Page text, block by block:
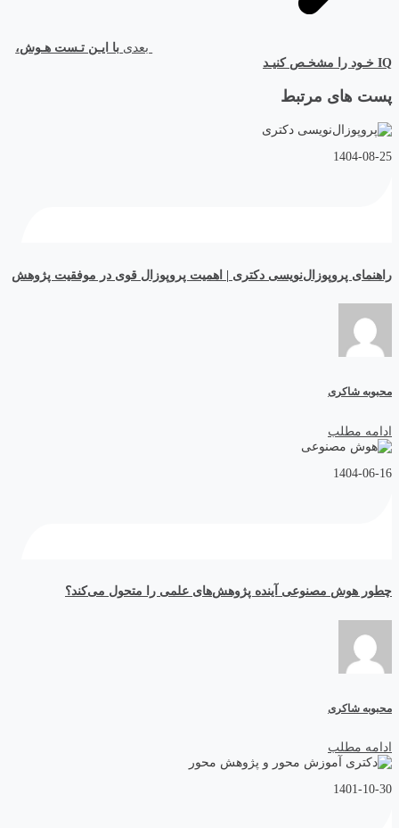
بعدی با ایـن تـست هـوش،
IQ خـود را مشخـص کنیـد
پست های مرتبط
1404-08-25
راهنمای پروپوزال‌نویسی دکتری | اهمیت پروپوزال قوی در موفقیت پژوهش
محبوبه شاکری
ادامه مطلب
1404-06-16
چطور هوش مصنوعی آینده پژوهش‌های علمی را متحول می‌کند؟
محبوبه شاکری
ادامه مطلب
1401-10-30